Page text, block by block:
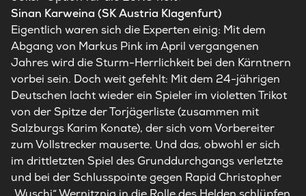
Sinan Karweina (SK Austria Klagenfurt)
Eigentlich waren sich die Experten einig: Mit dem
Abgang von Markus Pink im April vergangenen
Jahres wird die Sturm-Herrlichkeit bei den Kärntnern
vorbei sein. Doch weit gefehlt: Mit dem 24-jährigen
Deutschen lacht wieder ein Spieler im violetten Trikot
von der Spitze der Torjägerliste (zusammen mit
Salzburgs Karim Konate), der sich vom Vorbereiter
zum Vollstrecker mauserte. Und das, obwohl er sich
im drittletzten Spiel des Grunddurchgangs verletzte
und bei der Schlusspointe gegen Rapid Christopher